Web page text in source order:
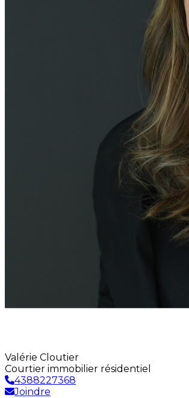
Valérie Cloutier
Courtier immobilier résidentiel
4388227368
Joindre